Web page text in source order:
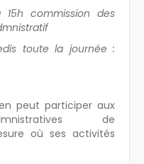
commission des
toute la journée :
peut participer aux
de
où ses activités